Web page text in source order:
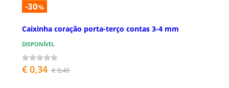
-30%
Caixinha coração porta-terço contas 3-4 mm
DISPONÍVEL
€ 0,34 € 0,49